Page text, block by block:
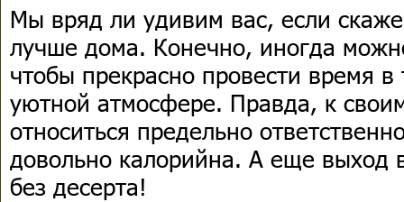
Мы вряд ли удивим вас, если
лучше дома. Конечно, иногда
чтобы прекрасно провести время
уютной атмосфере. Правда, к
относиться предельно
довольно калорийна. А еще выход
без десерта!